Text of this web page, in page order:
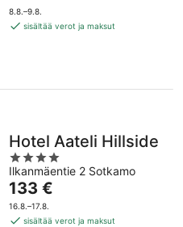
5
on
276 €
8.8.–9.8.
sisältää verot ja maksut
Hotel Aateli Hillside
4
out
of
5
Ilkanmäentie 2 Sotkamo
Hinta
on
133 €
133 €
16.8.–17.8.
sisältää verot ja maksut